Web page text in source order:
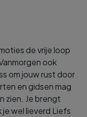
de vrije loop
ook
om jouw rust door
en gidsen mag
zien. Je brengt
je wel lieverd Liefs